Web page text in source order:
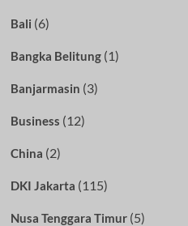
Bali (6)
Bangka Belitung(1)
Banjarmasin (3)
Business (12)
China (2)
DKI Jakarta (115)
Nusa Tenggara Timur(5)